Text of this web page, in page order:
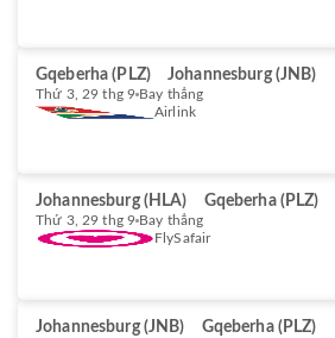
Gqeberha (PLZ) Johannesburg (JNB)
Thứ 3, 29 thg 9 Bay thẳng
Airlink
Johannesburg (HLA) Gqeberha (PLZ)
Thứ 3, 29 thg 9 Bay thẳng
FlySafair
Johannesburg (JNB) Gqeberha (PLZ)